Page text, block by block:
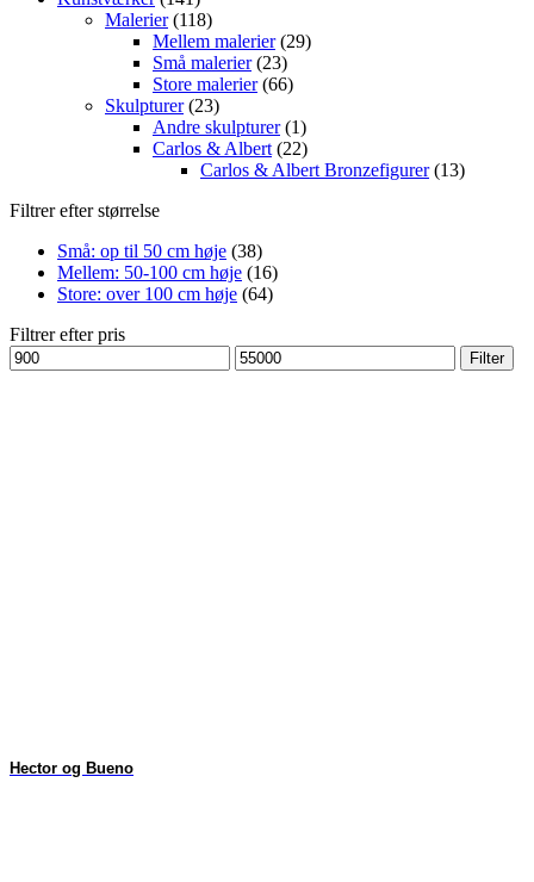
Malerier (118)
Mellem malerier (29)
Små malerier (23)
Store malerier (66)
Skulpturer (23)
Andre skulpturer (1)
Carlos & Albert (22)
Carlos & Albert Bronzefigurer (13)
Filtrer efter størrelse
Små: op til 50 cm høje (38)
Mellem: 50-100 cm høje (16)
Store: over 100 cm høje (64)
Filtrer efter pris
Mindste
pris
Højeste
pris
Filter
Hector og Bueno